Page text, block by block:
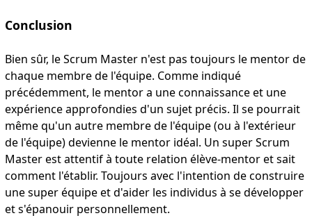
Conclusion
Bien sûr, le Scrum Master n'est pas toujours le mentor de
chaque membre de l'équipe. Comme indiqué
précédemment, le mentor a une connaissance et une
expérience approfondies d'un sujet précis. Il se pourrait
même qu'un autre membre de l'équipe (ou à l'extérieur
de l'équipe) devienne le mentor idéal. Un super Scrum
Master est attentif à toute relation élève-mentor et sait
comment l'établir. Toujours avec l'intention de construire
une super équipe et d'aider les individus à se développer
et s'épanouir personnellement.